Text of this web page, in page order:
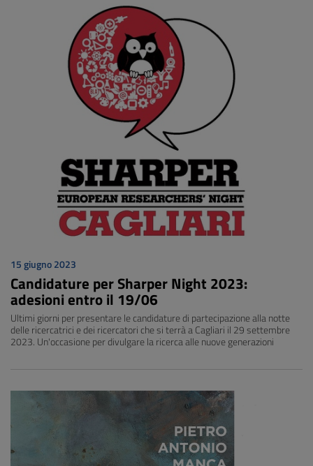
15 giugno 2023
Candidature per Sharper Night 2023:
adesioni entro il 19/06
Ultimi giorni per presentare le candidature di partecipazione alla notte
delle ricercatrici e dei ricercatori che si terrà a Cagliari il 29 settembre
2023. Un'occasione per divulgare la ricerca alle nuove generazioni